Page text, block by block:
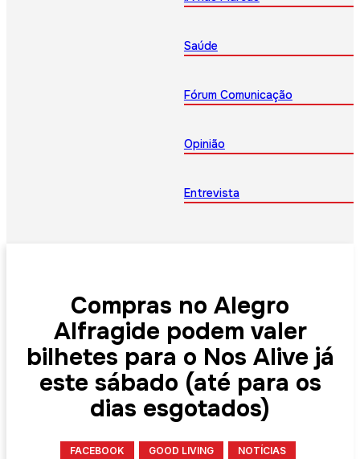
Saúde
Fórum Comunicação
Opinião
Entrevista
Compras no Alegro
Alfragide podem valer
bilhetes para o Nos Alive já
este sábado (até para os
dias esgotados)
FACEBOOK GOOD LIVING NOTÍCIAS